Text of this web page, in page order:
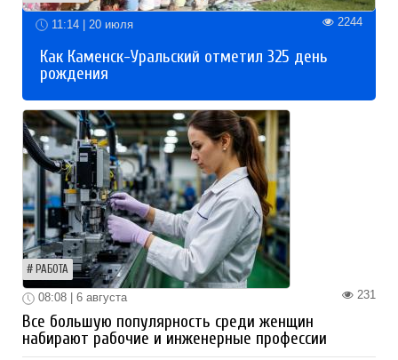
11:14 | 20 июля 2244
Как Каменск-Уральский отметил 325 день
рождения
РАБОТА
231
08:08 | 6 августа
Все большую популярность среди женщин
набирают рабочие и инженерные профессии